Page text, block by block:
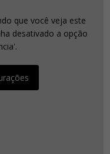
que você veja este
desativado a opção